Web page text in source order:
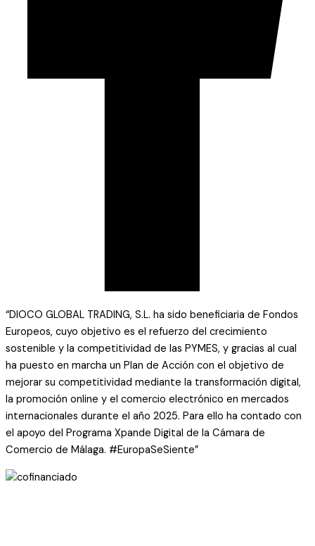
“DIOCO GLOBAL TRADING, S.L. ha sido beneficiaria de Fondos
Europeos, cuyo objetivo es el refuerzo del crecimiento
sostenible y la competitividad de las PYMES, y gracias al cual
ha puesto en marcha un Plan de Acción con el objetivo de
mejorar su competitividad mediante la transformación digital,
la promoción online y el comercio electrónico en mercados
internacionales durante el año 2025. Para ello ha contado con
el apoyo del Programa Xpande Digital de la Cámara de
Comercio de Málaga. #EuropaSeSiente”